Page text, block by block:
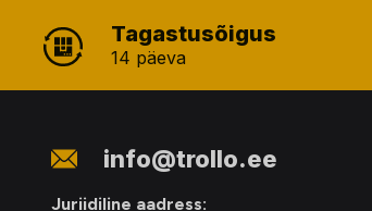
Tagastusõigus
14 päeva
info@trollo.ee
Juriidiline aadress: